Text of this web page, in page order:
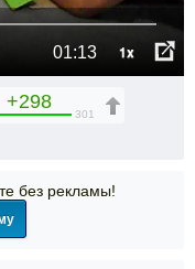
01:13 1x
+298
301
без рекламы!